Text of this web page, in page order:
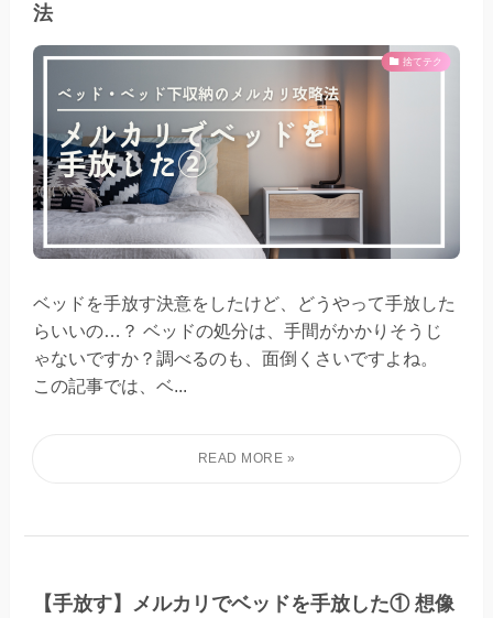
法
捨てテク
ベッドを手放す決意をしたけど、どうやって手放した
らいいの…？ ベッドの処分は、手間がかかりそうじ
ゃないですか？調べるのも、面倒くさいですよね。
この記事では、ベ...
【手放す】メルカリでベッドを手放した① 想像